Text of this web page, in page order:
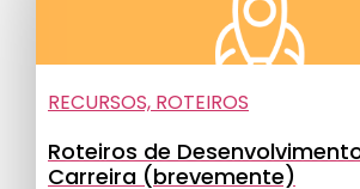
RECURSOS, ROTEIROS
Roteiros de
Carreira (brevemente)